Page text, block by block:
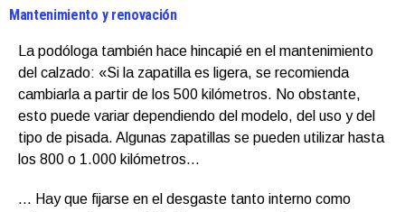
Mantenimiento y renovación
La podóloga también hace hincapié en el mantenimiento
del calzado: «Si la zapatilla es ligera, se recomienda
cambiarla a partir de los 500 kilómetros. No obstante,
esto puede variar dependiendo del modelo, del uso y del
tipo de pisada. Algunas zapatillas se pueden utilizar hasta
los 800 o 1.000 kilómetros…
… Hay que fijarse en el desgaste tanto interno como